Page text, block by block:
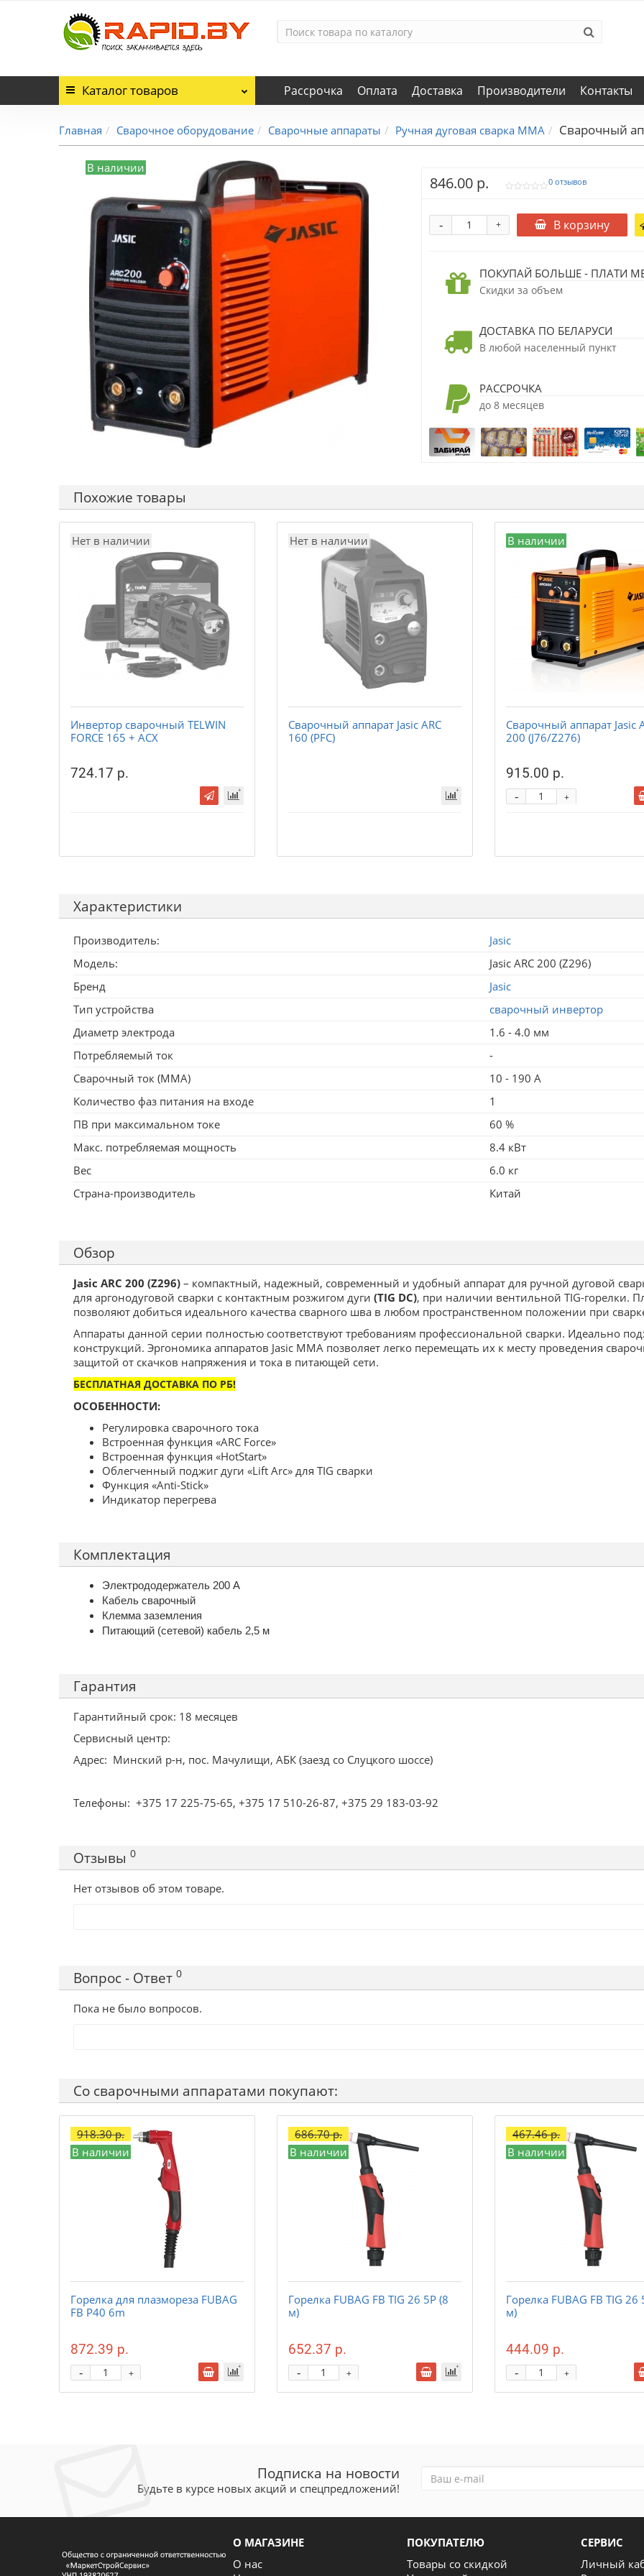
Каталогтоваров Рассрочка Оплата Доставка Производители Контакты
Главная Сварочное оборудование Сварочные аппараты Ручная дуговая сварка MMA Сварочный
В наличии
846.00 р. 0 отзывов
+
- В корзину
ПОКУПАЙ БОЛЬШЕ - ПЛАТИ
Скидки за объем
ДОСТАВКА ПО БЕЛАРУСИ
В любой населенный пункт
РАССРОЧКА
до 8 месяцев
Похожие товары
Нет в наличии
Инвертор сварочный TELWIN
FORCE 165 + ACX
724.17 р.
Нет в наличии
Сварочный аппарат Jasic ARC
160 (PFC)
В наличии
Сварочный аппарат Jasic
200 (J76/Z276)
915.00 р.
+
-
Характеристики
Производитель:
Jasic
Модель:
Jasic ARC 200 (Z296)
Бренд
Jasic
Тип устройства
сварочный инвертор
Диаметр электрода
1.6 - 4.0 мм
Потребляемый ток
-
Сварочный ток (MMA)
10 - 190 А
Количество фаз питания на входе
1
ПВ при максимальном токе
60 %
Макс. потребляемая мощность
8.4 кВт
Вес
6.0 кг
Страна-производитель
Китай
Обзор
Jasic ARC 200 (Z296) – компактный, надежный, современный и удобный аппарат для ручной дуговой
для аргонодуговой сварки с контактным розжигом дуги(TIG DC), при наличии вентильной TIG-горелки.
позволяют добиться идеального качества сварного шва в любом пространственном положении при
Аппараты данной серии полностью соответствуют требованиям профессиональной сварки. Идеально
конструкций. Эргономика аппаратов Jasic ММА позволяет легко перемещать их к месту проведения
защитой от скачков напряжения и тока в питающей сети.
БЕСПЛАТНАЯ ДОСТАВКА ПО РБ!
ОСОБЕННОСТИ:
Регулировка сварочного тока
Встроенная функция «ARC Force»
Встроенная функция «HotStart»
Облегченный поджиг дуги «Lift Arc» для TIG сварки
Функция «Anti-Stick»
Индикатор перегрева
Комплектация
Электрододержатель 200 А
Кабель сварочный
Клемма заземления
Питающий (сетевой) кабель 2,5 м
Гарантия
Гарантийный срок: 18 месяцев
Сервисный центр:
Адрес: Минский р-н, пос. Мачулищи, АБК (заезд со Слуцкого шоссе)
Телефоны: +375 17 225-75-65, +375 17 510-26-87, +375 29 183-03-92
Отзывы0
Нет отзывов об этом товаре.
Вопрос - Ответ0
Пока не было вопросов.
Со сварочными аппаратами покупают:
918.30 р.
В наличии
Горелка для плазмореза FUBAG
FB P40 6m
872.39 р.
+
-
686.70 р.
В наличии
Горелка FUBAG FB TIG 26 5P (8
м)
652.37 р.
+
-
467.46 р.
В наличии
Горелка FUBAG FB TIG 26
м)
444.09 р.
+
-
Подписка на новости
Будьте в курсе новых акций и спецпредложений!
О МАГАЗИНЕ
О нас
ПОКУПАТЕЛЮ
Товары со скидкой
СЕРВИС
Личный